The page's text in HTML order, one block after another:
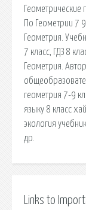
По Геометрии 7
Геометрия.
7 класс, ГДЗ 8
Геометрия.
геометрия 7-9
языку 8 класс
экология
др.
Links to